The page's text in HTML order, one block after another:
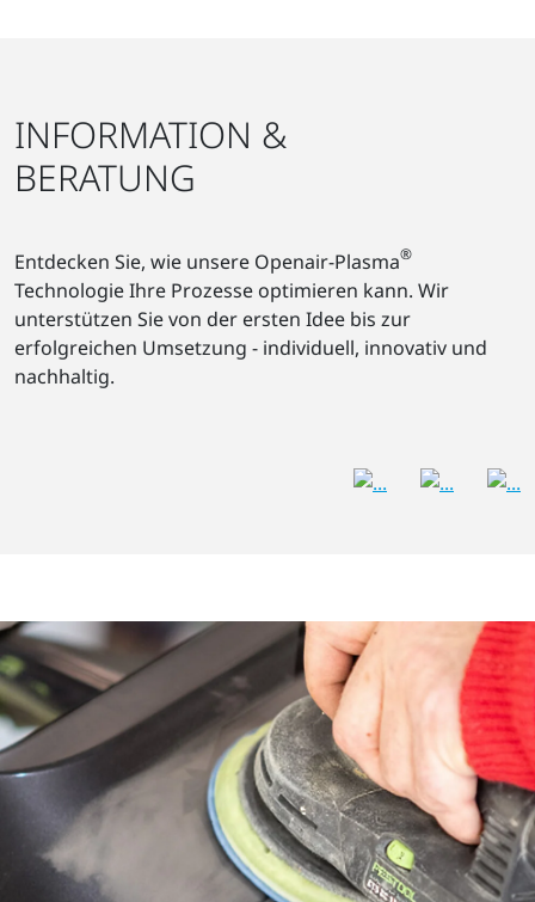
INFORMATION &
BERATUNG
Entdecken Sie, wie unsere Openair-Plasma®
Technologie Ihre Prozesse optimieren kann. Wir
unterstützen Sie von der ersten Idee bis zur
erfolgreichen Umsetzung - individuell, innovativ und
nachhaltig.